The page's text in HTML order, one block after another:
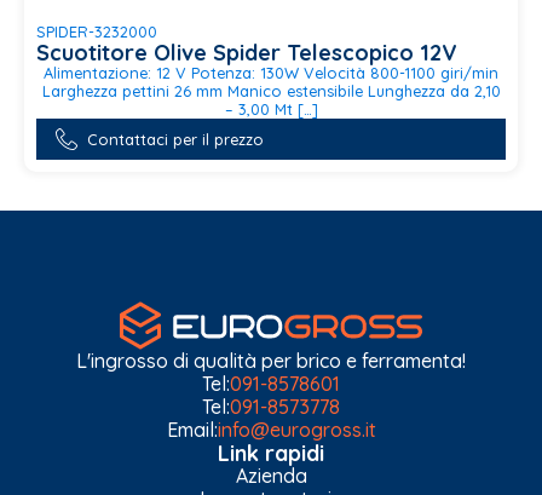
SPIDER-3232000
Scuotitore Olive Spider Telescopico 12V
Alimentazione: 12 V Potenza: 130W Velocità 800-1100 giri/min
Larghezza pettini 26 mm Manico estensibile Lunghezza da 2,10
– 3,00 Mt […]
Contattaci per il prezzo
L'ingrosso di qualità per brico e ferramenta!
Tel:091-8578601
Tel:091-8573778
Email:info@eurogross.it
Link rapidi
Azienda